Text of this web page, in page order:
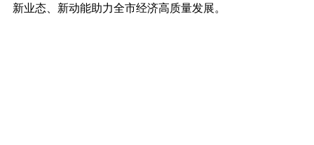
新业态、新动能助力全市经济高质量发展。